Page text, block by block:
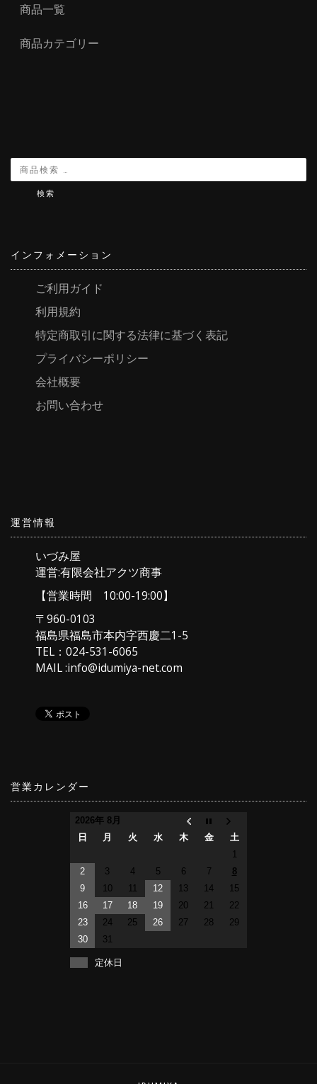
商品一覧
商品カテゴリー
検索
インフォメーション
ご利用ガイド
利用規約
特定商取引に関する法律に基づく表記
プライバシーポリシー
会社概要
お問い合わせ
運営情報
いづみ屋
運営:有限会社アクツ商事
【営業時間 10:00-19:00】
〒960-0103
福島県福島市本内字西慶二1-5
TEL：024-531-6065
MAIL :info@idumiya-net.com
営業カレンダー
2026年 8月
日
月 火 水 木 金
土
1
2
3 4 5 6 7
8
9
10 11 12 13 14
15
16
17 18 19 20 21
22
23
24 25 26 27 28
29
30
31
定休日